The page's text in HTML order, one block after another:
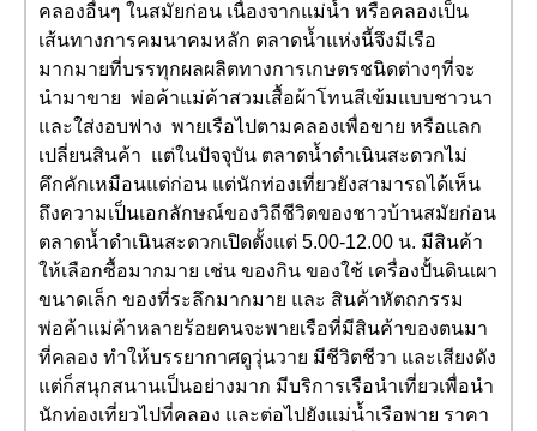
คลองอื่นๆ ในสมัยก่อน เนื่องจากแม่น้ำ หรือคลองเป็น
เส้นทางการคมนาคมหลัก ตลาดน้ำแห่งนี้จึงมีเรือ
มากมายที่บรรทุกผลผลิตทางการเกษตรชนิดต่างๆที่จะ
นำมาขาย พ่อค้าแม่ค้าสวมเสื้อผ้าโทนสีเข้มแบบชาวนา
และใส่งอบฟาง พายเรือไปตามคลองเพื่อขาย หรือแลก
เปลี่ยนสินค้า แต่ในปัจจุบัน ตลาดน้ำดำเนินสะดวกไม่
คึกคักเหมือนแต่ก่อน แต่นักท่องเที่ยวยังสามารถได้เห็น
ถึงความเป็นเอกลักษณ์ของวิถีชีวิตของชาวบ้านสมัยก่อน
ตลาดน้ำดำเนินสะดวกเปิดตั้งแต่ 5.00-12.00 น. มีสินค้า
ให้เลือกซื้อมากมาย เช่น ของกิน ของใช้ เครื่องปั้นดินเผา
ขนาดเล็ก ของที่ระลึกมากมาย และ สินค้าหัตถกรรม
พ่อค้าแม่ค้าหลายร้อยคนจะพายเรือที่มีสินค้าของตนมา
ที่คลอง ทำให้บรรยากาศดูวุ่นวาย มีชีวิตชีวา และเสียงดัง
แต่ก็สนุกสนานเป็นอย่างมาก มีบริการเรือนำเที่ยวเพื่อนำ
นักท่องเที่ยวไปที่คลอง และต่อไปยังแม่น้ำเรือพาย ราคา